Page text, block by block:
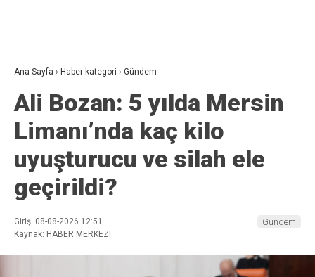
Ana Sayfa › Haber kategori › Gündem
Ali Bozan: 5 yılda Mersin
Limanı’nda kaç kilo
uyuşturucu ve silah ele
geçirildi?
Giriş: 08-08-2026 12:51
Kaynak: HABER MERKEZI
Gündem